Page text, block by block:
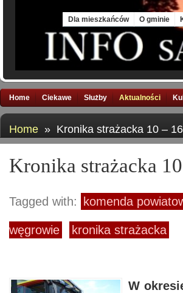
Dla mieszkańców O gminie
Home Ciekawe Służby Aktualności
Home » Kronika strażacka 10 –
Kronika strażacka
Tagged with: komenda
węgrowie kronika strażacka
W